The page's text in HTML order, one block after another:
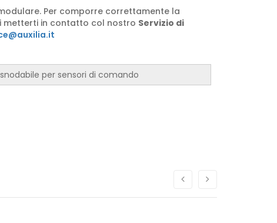
Per comporre correttamente la
metterti in contatto col nostro Servizio di
per sensori di comando